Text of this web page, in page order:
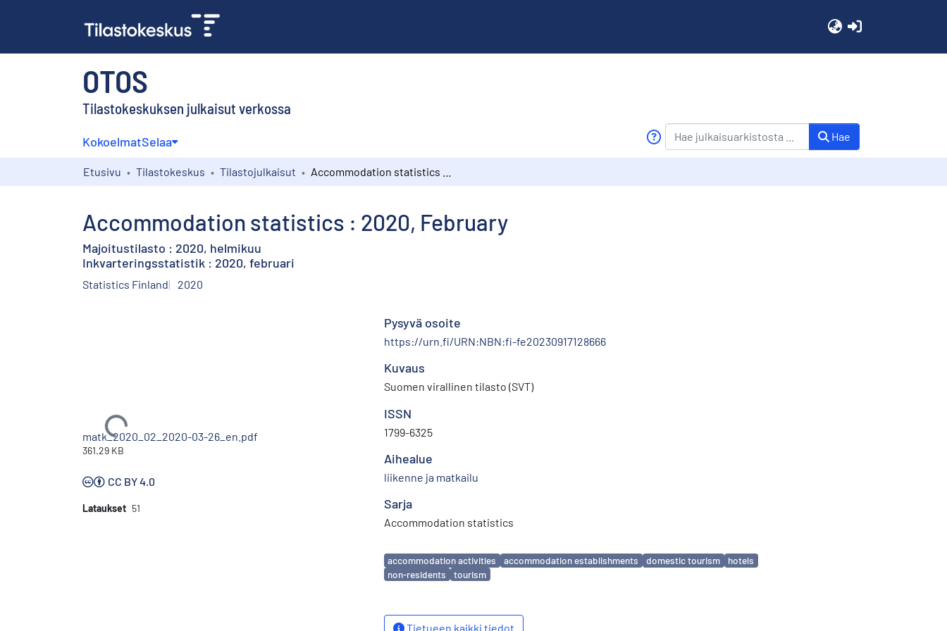
OTOS
Tilastokeskuksen julkaisut verkossa
KokoelmatSelaa Hae
Etusivu Tilastokeskus Tilastojulkaisut
Accommodation statistics : 2020, February
Majoitustilasto : 2020, helmikuu
Inkvarteringsstatistik : 2020, februari
Statistics Finland 2020
Ladataan...
matk_2020_02_2020-03-26_en.pdf
361.29 KB
CC BY 4.0
Lataukset 51
Pysyvä osoite
https://urn.fi/URN:NBN:fi-fe20230917128666
Kuvaus
Suomen virallinen tilasto (SVT)
ISSN
1799-6325
Aihealue
liikenne ja matkailu
Sarja
Accommodation statistics
Avainsanat
accommodation activities accommodation establishments domestic tourism
hotels
non-residents
tourism
Tietueen kaikki tiedot